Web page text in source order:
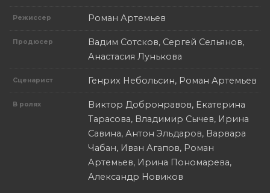
Режиссер Роман Артемьев
Продюсер
Вадим Сотсков, Сергей Сельянов,
Анастасия Лунькова
Сценарист Генрих Небольсин, Роман Артемьев
В ролях
Виктор Добронравов, Екатерина
Тарасова, Владимир Сычев, Ирина
Савина, Антон Эльдаров, Варвара
Чабан, Иван Агапов, Роман
Артемьев, Ирина Пономарева,
Александр Новиков